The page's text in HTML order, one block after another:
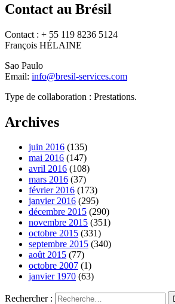
Contact au Brésil
Contact : + 55 119 8236 5124
François HÉLAINE
Sao Paulo
Email: info@bresil-services.com
Type de collaboration : Prestations.
Archives
juin 2016 (135)
mai 2016 (147)
avril 2016 (108)
mars 2016 (37)
février 2016 (173)
janvier 2016 (295)
décembre 2015 (290)
novembre 2015 (351)
octobre 2015 (331)
septembre 2015 (340)
août 2015 (77)
octobre 2007 (1)
janvier 1970 (63)
Rechercher :